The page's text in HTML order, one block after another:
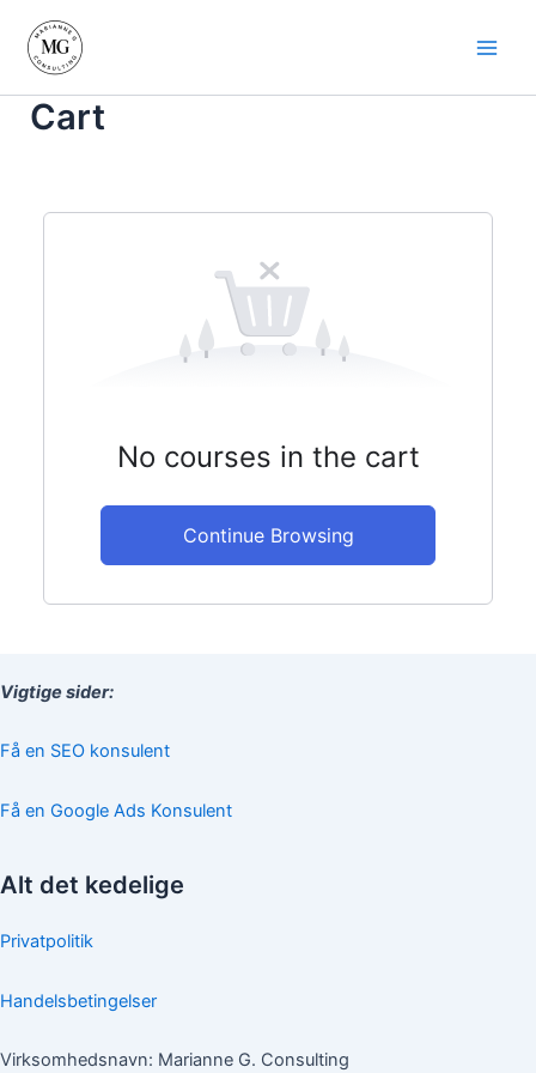
content
Cart
No courses in the cart
Continue Browsing
Vigtige sider:
Få en SEO konsulent
Få en Google Ads Konsulent
Alt det kedelige
Privatpolitik
Handelsbetingelser
Virksomhedsnavn: Marianne G. Consulting